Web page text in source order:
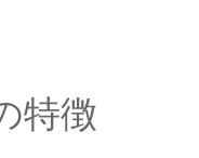
特徴